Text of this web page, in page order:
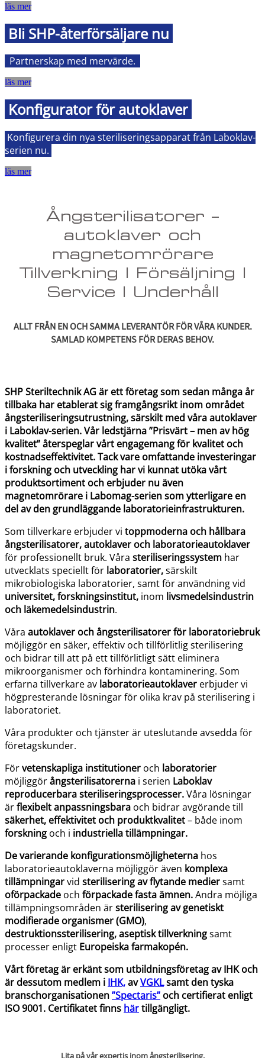
läs mer
Bli SHP-återförsäljare nu
Partnerskap med mervärde.
läs mer
Konfigurator för autoklaver
Konfigurera din nya steriliseringsapparat från Laboklav-
serien nu.
läs mer
Ångsterilisatorer –
autoklaver och
magnetomrörare
Tillverkning | Försäljning |
Service | Underhåll
ALLT FRÅN EN OCH SAMMA LEVERANTÖR FÖR VÅRA KUNDER.
SAMLAD KOMPETENS FÖR DERAS BEHOV.
SHP Steriltechnik AG är ett företag som sedan många år
tillbaka har etablerat sig framgångsrikt inom området
ångsteriliseringsutrustning, särskilt med våra autoklaver
i Laboklav-serien. Vår ledstjärna ”Prisvärt – men av hög
kvalitet” återspeglar vårt engagemang för kvalitet och
kostnadseffektivitet. Tack vare omfattande investeringar
i forskning och utveckling har vi kunnat utöka vårt
produktsortiment och erbjuder nu även
magnetomrörare i Labomag-serien som ytterligare en
del av den grundläggande laboratorieinfrastrukturen.
Som tillverkare erbjuder vi toppmoderna och hållbara
ångsterilisatorer,autoklaver och laboratorieautoklaver
för professionellt bruk. Våra steriliseringssystem har
utvecklats speciellt för laboratorier,särskilt
mikrobiologiska laboratorier, samt för användning vid
universitet, forskningsinstitut, inom livsmedelsindustrin
och läkemedelsindustrin.
Våra autoklaver och ångsterilisatorerför laboratoriebruk
möjliggör en säker, effektiv och tillförlitlig sterilisering
och bidrar till att på ett tillförlitligt sätt eliminera
mikroorganismer och förhindra kontaminering. Som
erfarna tillverkare av laboratorieautoklaver erbjuder vi
högpresterande lösningar för olika krav på sterilisering i
laboratoriet.
Våra produkter och tjänster är uteslutande avsedda för
företagskunder.
Förvetenskapliga institutioner och laboratorier
möjliggörångsterilisatorerna i serien Laboklav
reproducerbara steriliseringsprocesser.Våra lösningar
ärflexibelt anpassningsbara och bidrar avgörande till
säkerhet, effektivitet och produktkvalitet– både inom
forskning och i industriella tillämpningar.
De varierande konfigurationsmöjligheterna hos
laboratorieautoklaverna möjliggör även komplexa
tillämpningarvid sterilisering av flytande mediersamt
oförpackade och förpackadefasta ämnen.Andra möjliga
tillämpningsområden ärsterilisering av genetiskt
modifierade organismer (GMO),
destruktionssterilisering,aseptisk tillverkningsamt
processer enligt Europeiska farmakopén.
Vårt företag är erkänt som utbildningsföretag av IHK och
är dessutom medlem i IHK,avVGKLsamt den tyska
branschorganisationen”Spectaris” och certifierat enligt
ISO 9001. Certifikatet finns härtillgängligt.